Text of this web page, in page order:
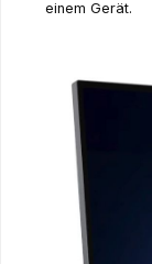
einem Gerät.